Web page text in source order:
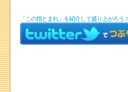
「この指とまれ」を紹介して盛り上がろう！